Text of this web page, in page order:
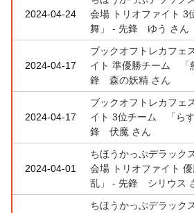
2024-04-24
会場 トリオファイト
舞」 - 先鋒 ゆう さん
2024-04-17
ブックオフトレカフェ
イト 準優勝チーム 「
鋒 森の妖精 さん
2024-04-17
ブックオフトレカフェ
イト 3位チーム 「ら
鋒 伏魔 さん
2024-04-01
ちほうかっぷデラック
会場 トリオファイト
乱」 - 先鋒 シリウス
ちほうかっぷデラック